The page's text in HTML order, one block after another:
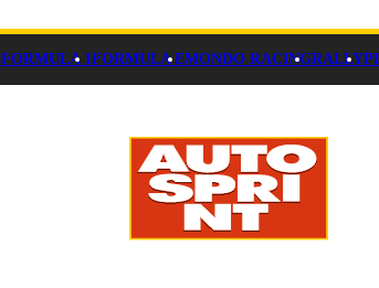
FORMULA 1FORMULA EMONDO RACINGRALLY